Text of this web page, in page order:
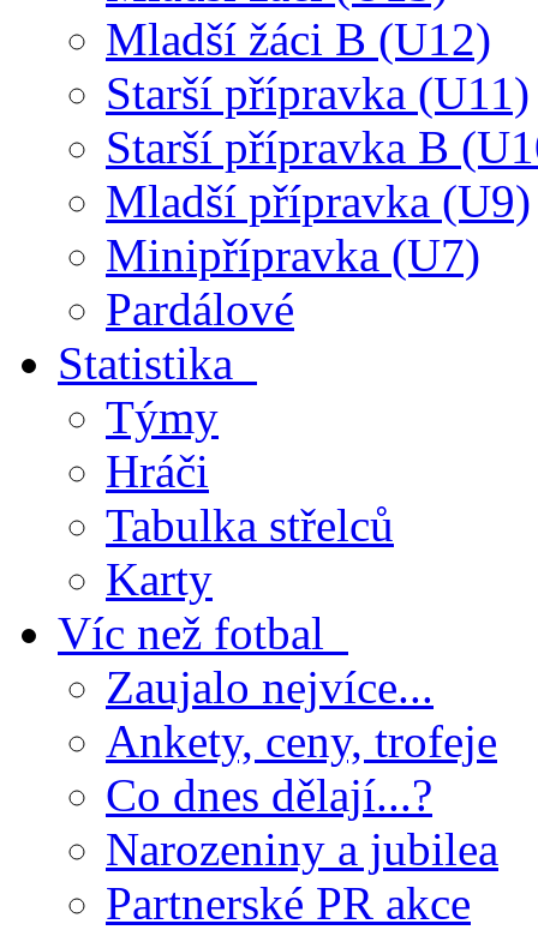
Mladší žáci B (U12)
Starší přípravka (U11)
Starší přípravka B
Mladší přípravka (U9)
Minipřípravka (U7)
Pardálové
Statistika
Týmy
Hráči
Tabulka střelců
Karty
Víc než fotbal
Zaujalo nejvíce...
Ankety, ceny, trofeje
Co dnes dělají...?
Narozeniny a jubilea
Partnerské PR akce